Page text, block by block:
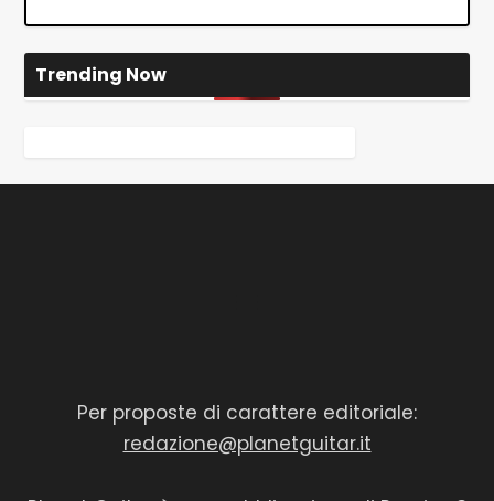
Trending Now
Per proposte di carattere editoriale:
redazione@planetguitar.it